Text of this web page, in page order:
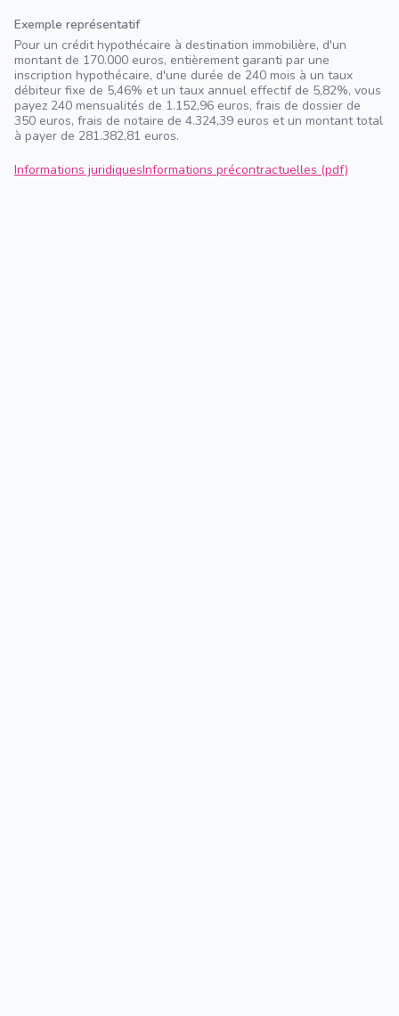
Exemple représentatif
Pour un crédit hypothécaire à destination immobilière, d'un
montant de 170.000 euros, entièrement garanti par une
inscription hypothécaire, d'une durée de 240 mois à un taux
débiteur fixe de 5,46% et un taux annuel effectif de 5,82%, vous
payez 240 mensualités de 1.152,96 euros, frais de dossier de
350 euros, frais de notaire de 4.324,39 euros et un montant total
à payer de 281.382,81 euros.
Informations juridiquesInformations précontractuelles (pdf)